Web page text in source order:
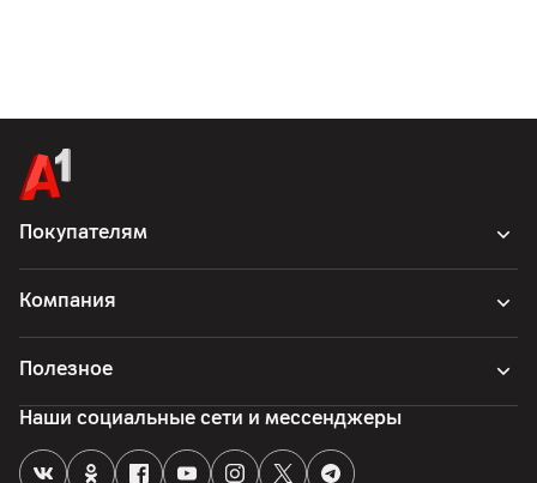
Покупателям
Компания
Полезное
Наши социальные сети и мессенджеры